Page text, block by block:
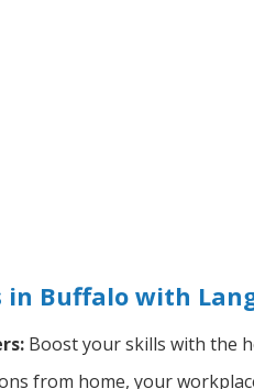
in Buffalo with
Boost your skills with the
from home, your